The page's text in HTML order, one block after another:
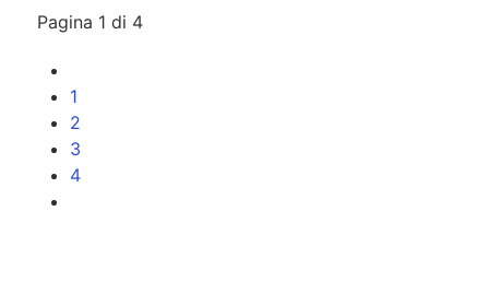
Pagina 1 di 4
1
2
3
4